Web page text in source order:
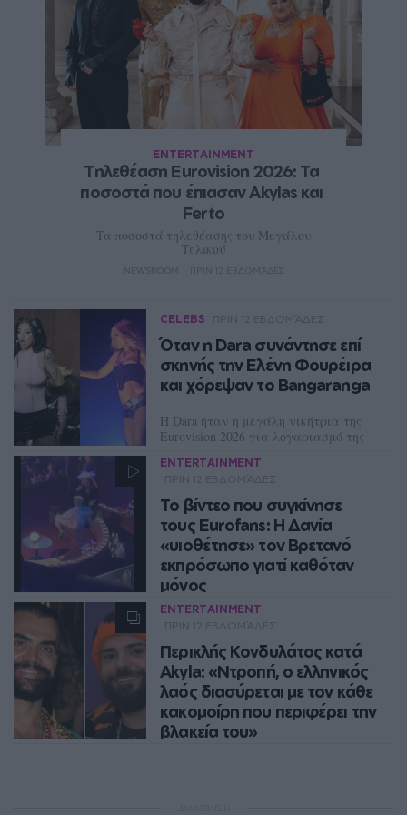
ENTERTAINMENT
Τηλεθέαση Eurovision 2026: Τα
ποσοστά που έπιασαν Akylas και
Ferto
Τα ποσοστά τηλεθέασης του Μεγάλου
Τελικού
CELEBS
Όταν η Dara συνάντησε επί
σκηνής την Ελένη Φουρέιρα
και χόρεψαν το Bangaranga
Η Dara ήταν η μεγάλη νικήτρια της
Eurovision 2026 για λογαριασμό της
προγνωστικά!
NEWSROOM
ENTERTAINMENT
Το βίντεο που συγκίνησε
τους Eurofans: Η Δανία
«υιοθέτησε» τον Βρετανό
εκπρόσωπο γιατί καθόταν
μόνος
Eurovision 2026, Sam Battle, καθώς
καθόταν ολομόναχος κατά την
διάρκεια της ψηφοφορίας
NEWSROOM
ENTERTAINMENT
Περικλής Κονδυλάτος κατά
Akyla: «Ντροπή, ο ελληνικός
λαός διασύρεται με τον κάθε
κακομοίρη που περιφέρει την
βλακεία του»